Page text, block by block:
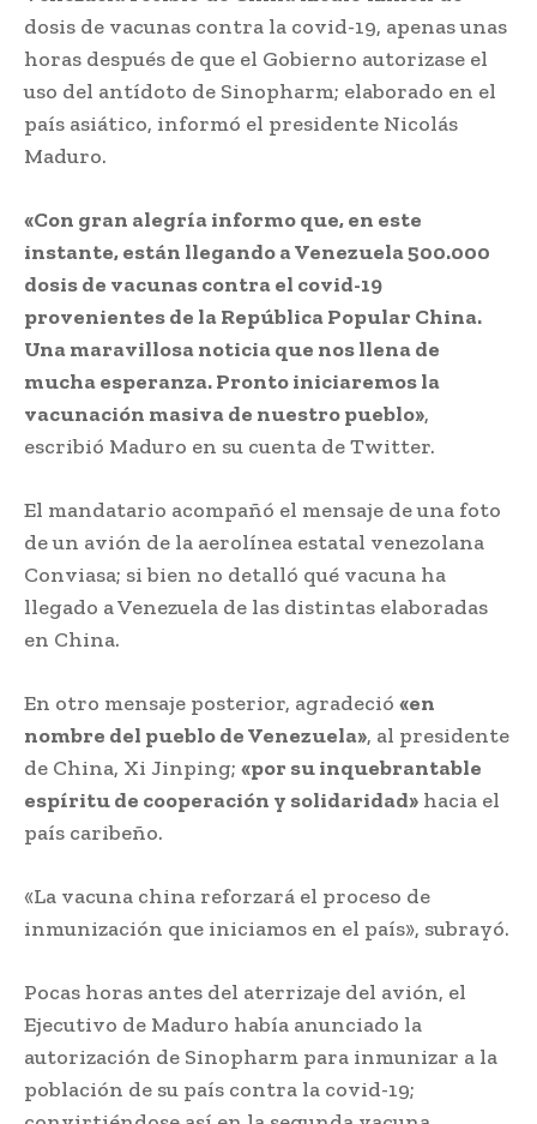
dosis de vacunas contra la covid-19, apenas unas
horas después de que el Gobierno autorizase el
uso del antídoto de Sinopharm; elaborado en el
país asiático, informó el presidente Nicolás
Maduro.
«Con gran alegría informo que, en este
instante, están llegando a Venezuela 500.000
dosis de vacunas contra el covid-19
provenientes de la República Popular China.
Una maravillosa noticia que nos llena de
mucha esperanza. Pronto iniciaremos la
vacunación masiva de nuestro pueblo»,
escribió Maduro en su cuenta de Twitter.
El mandatario acompañó el mensaje de una foto
de un avión de la aerolínea estatal venezolana
Conviasa; si bien no detalló qué vacuna ha
llegado a Venezuela de las distintas elaboradas
en China.
En otro mensaje posterior, agradeció «en
nombre del pueblo de Venezuela», al presidente
de China, Xi Jinping; «por su inquebrantable
espíritu de cooperación y solidaridad» hacia el
país caribeño.
«La vacuna china reforzará el proceso de
inmunización que iniciamos en el país», subrayó.
Pocas horas antes del aterrizaje del avión, el
Ejecutivo de Maduro había anunciado la
autorización de Sinopharm para inmunizar a la
población de su país contra la covid-19;